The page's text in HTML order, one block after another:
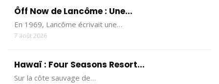
Ôff Now de Lancôme : Une...
En 1969, Lancôme écrivait une…
7 août 2026
Hawaï : Four Seasons Resort...
Sur la côte sauvage de…